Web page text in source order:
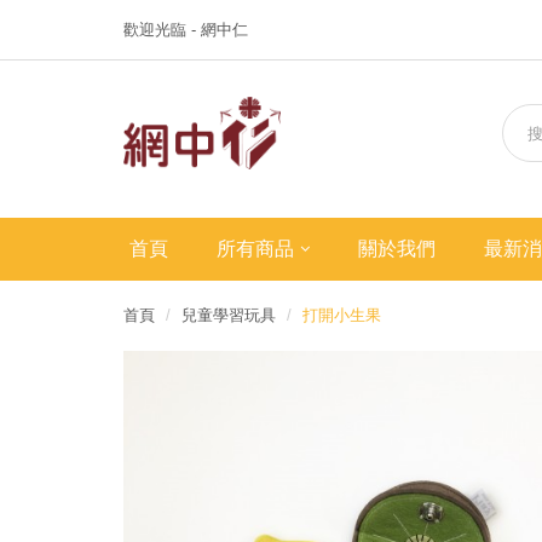
歡迎光臨 - 網中仁
首頁 所有商品 關於我們 最新
首頁 兒童學習玩具 打開小生果